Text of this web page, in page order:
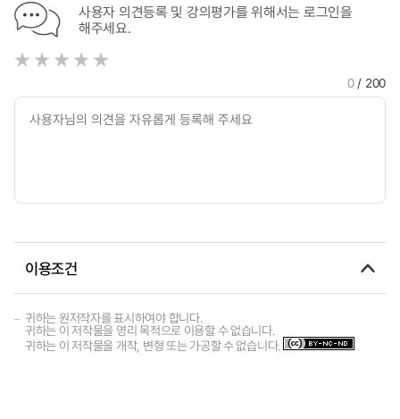
사용자 의견등록 및 강의평가를 위해서는 로그인을
해주세요.
0/ 200
이용조건
귀하는 원저작자를 표시하여야 합니다.
귀하는 이 저작물을 영리 목적으로 이용할 수 없습니다.
귀하는 이 저작물을 개작, 변형 또는 가공할 수 없습니다.